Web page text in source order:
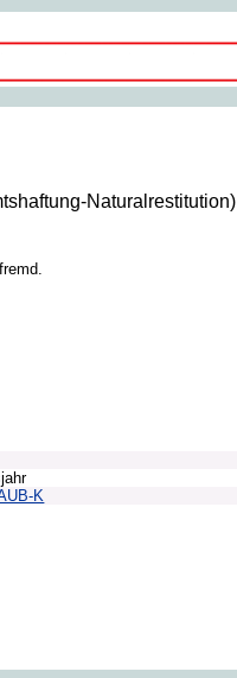
Naturalrestitution)
K